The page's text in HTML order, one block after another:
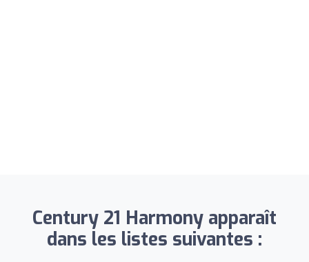
Century 21 Harmony apparaît
dans les listes suivantes :